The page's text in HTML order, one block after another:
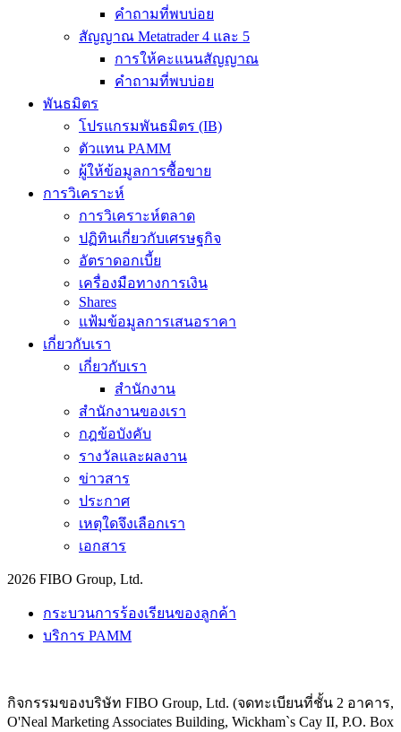
คำถามที่พบบ่อย
สัญญาณ Metatrader 4 และ 5
การให้คะแนนสัญญาณ
คำถามที่พบบ่อย
พันธมิตร
โปรแกรมพันธมิตร (IB)
ตัวแทน PAMM
ผู้ให้ข้อมูลการซื้อขาย
การวิเคราะห์
การวิเคราะห์ตลาด
ปฏิทินเกี่ยวกับเศรษฐกิจ
อัตราดอกเบี้ย
เครื่องมือทางการเงิน
Shares
แฟ้มข้อมูลการเสนอราคา
เกี่ยวกับเรา
เกี่ยวกับเรา
สำนักงาน
สำนักงานของเรา
กฎข้อบังคับ
รางวัลและผลงาน
ข่าวสาร
ประกาศ
เหตุใดจึงเลือกเรา
เอกสาร
2026 FIBO Group, Ltd.
กระบวนการร้องเรียนของลูกค้า
บริการ PAMM
กิจกรรมของบริษัท FIBO Group, Ltd. (จดทะเบียนที่ชั้น 2 อาคาร,
O'Neal Marketing Associates Building, Wickham`s Cay II, P.O. Box